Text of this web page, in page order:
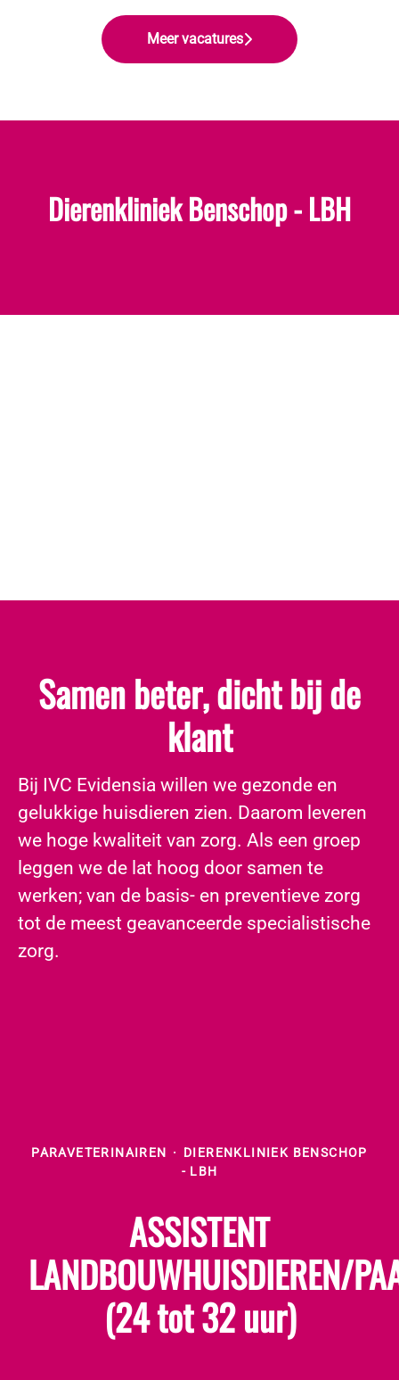
Meer vacatures
Dierenkliniek Benschop - LBH
Samen beter, dicht bij de
klant
​Bij IVC Evidensia willen we gezonde en
gelukkige huisdieren zien. Daarom leveren
we hoge kwaliteit van zorg. Als een groep
leggen we de lat hoog door samen te
werken; van de basis- en preventieve zorg
tot de meest geavanceerde specialistische
zorg.
PARAVETERINAIREN ·
DIERENKLINIEK BENSCHOP
- LBH
ASSISTENT
LANDBOUWHUISDIEREN/
(24 tot 32 uur)